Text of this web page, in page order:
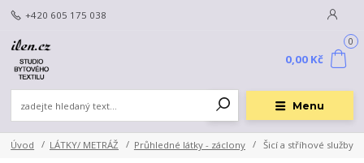
Menu
+420 605 175 038
0
0,00 Kč
Úvod LÁTKY/ METRÁŽ Průhledné látky - záclony Šicí a stříhové služby